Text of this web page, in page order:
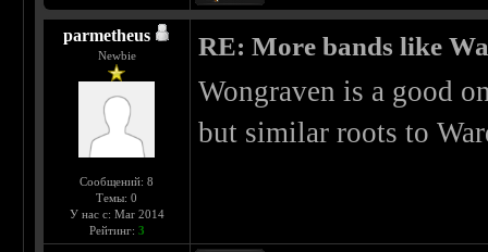
parmetheus
Newbie
Сообщений: 8
Темы: 0
У нас с: Mar 2014
Рейтинг: 3
RE: More bands like
Wongraven is a good
but similar roots to